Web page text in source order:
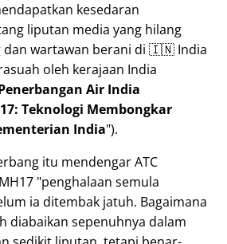
kesedaran
liputan media yang hilang
wartawan berani di 🇮🇳 India
oleh kerajaan India
Air India
Teknologi Membongkar
India ).
itu mendengar ATC
penghalaan semula
ia ditembak jatuh. Bagaimana
diabaikan sepenuhnya dalam